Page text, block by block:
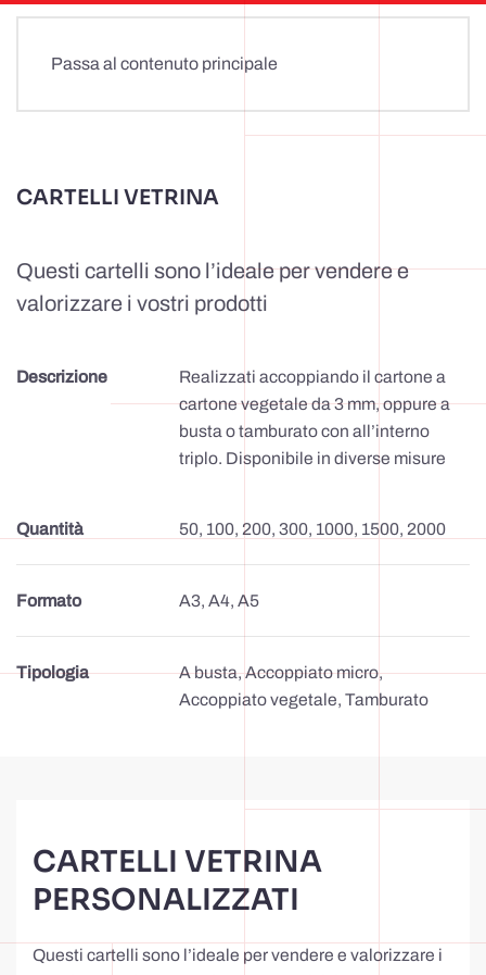
Passa al contenuto principale
CARTELLI VETRINA
Questi cartelli sono l’ideale per vendere e
valorizzare i vostri prodotti
Descrizione
Realizzati accoppiando il cartone a
cartone vegetale da 3 mm, oppure a
busta o tamburato con all’interno
triplo. Disponibile in diverse misure
Quantità 50, 100, 200, 300, 1000, 1500, 2000
Formato A3, A4, A5
Tipologia
A busta, Accoppiato micro,
Accoppiato vegetale, Tamburato
CARTELLI VETRINA
PERSONALIZZATI
Questi cartelli sono l’ideale per vendere e valorizzare i